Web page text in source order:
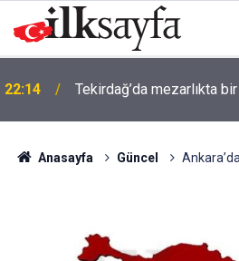
22:14 Tekirdağ’da mezarlıkta
Anasayfa Güncel